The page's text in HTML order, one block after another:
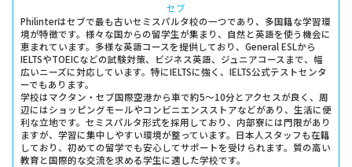
セブ
Philinterはセブで最も古いセミスパルタ校の一つであり、多国籍な学習環
境が特徴です。様々な国からの留学生が集まり、自然と英語を使う機会に
恵まれています。多様な英語コースを提供しており、General ESLから
IELTSやTOEICなどの試験対策、ビジネス英語、ジュニアコースまで、幅
広いニーズに対応しています。特にIELTSに強く、IELTS公式テストセンタ
ーでもあります。
学校はマクタン・セブ国際空港から車で約5～10分とアクセスが良く、周
辺にはショッピングモールやコンビニエンスストアなどがあり、生活に便
利な立地です。セミスパルタ形式を採用しており、内部寮には門限があり
ますが、学習に集中しやすい環境が整っています。日本人スタッフも在籍
しており、初めての留学でも安心してサポートを受けられます。質の高い
教育と国際的な交流を求める学生に適した学校です。